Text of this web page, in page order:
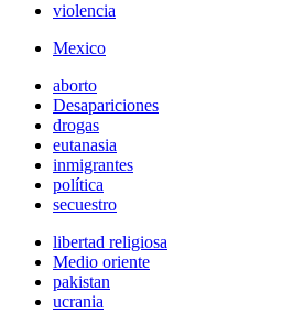
violencia
Mexico
aborto
Desapariciones
drogas
eutanasia
inmigrantes
política
secuestro
libertad religiosa
Medio oriente
pakistan
ucrania